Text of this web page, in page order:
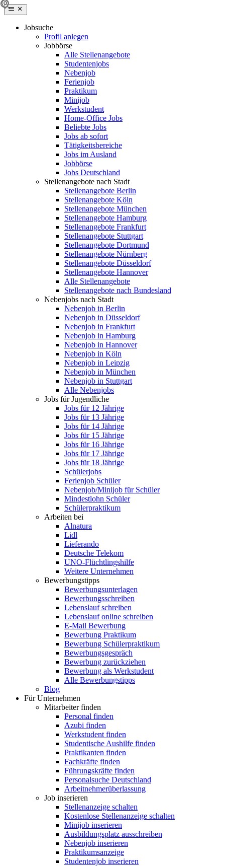
Jobsuche
Profil anlegen
Jobbörse
Alle Stellenangebote
Studentenjobs
Nebenjob
Ferienjob
Praktikum
Minijob
Werkstudent
Home-Office Jobs
Beliebte Jobs
Jobs ab sofort
Tätigkeitsbereiche
Jobs im Ausland
Jobbörse
Jobs Deutschland
Stellenangebote nach Stadt
Stellenangebote Berlin
Stellenangebote Köln
Stellenangebote München
Stellenangebote Hamburg
Stellenangebote Frankfurt
Stellenangebote Stuttgart
Stellenangebote Dortmund
Stellenangebote Nürnberg
Stellenangebote Düsseldorf
Stellenangebote Hannover
Alle Stellenangebote
Stellenangebote nach Bundesland
Nebenjobs nach Stadt
Nebenjob in Berlin
Nebenjob in Düsseldorf
Nebenjob in Frankfurt
Nebenjob in Hamburg
Nebenjob in Hannover
Nebenjob in Köln
Nebenjob in Leipzig
Nebenjob in München
Nebenjob in Stuttgart
Alle Nebenjobs
Jobs für Jugendliche
Jobs für 12 Jährige
Jobs für 13 Jährige
Jobs für 14 Jährige
Jobs für 15 Jährige
Jobs für 16 Jährige
Jobs für 17 Jährige
Jobs für 18 Jährige
Schülerjobs
Ferienjob Schüler
Nebenjob/Minijob für Schüler
Mindestlohn Schüler
Schülerpraktikum
Arbeiten bei
Alnatura
Lidl
Lieferando
Deutsche Telekom
UNO-Flüchtlingshilfe
Weitere Unternehmen
Bewerbungstipps
Bewerbungsunterlagen
Bewerbungsschreiben
Lebenslauf schreiben
Lebenslauf online schreiben
E-Mail Bewerbung
Bewerbung Praktikum
Bewerbung Schülerpraktikum
Bewerbungsgespräch
Bewerbung zurückziehen
Bewerbung als Werkstudent
Alle Bewerbungstipps
Blog
Für Unternehmen
Mitarbeiter finden
Personal finden
Azubi finden
Werkstudent finden
Studentische Aushilfe finden
Praktikanten finden
Fachkräfte finden
Führungskräfte finden
Personalsuche Deutschland
Arbeitnehmerüberlassung
Job inserieren
Stellenanzeige schalten
Kostenlose Stellenanzeige schalten
Minijob inserieren
Ausbildungsplatz ausschreiben
Nebenjob inserieren
Praktikumsanzeige
Studentenjob inserieren